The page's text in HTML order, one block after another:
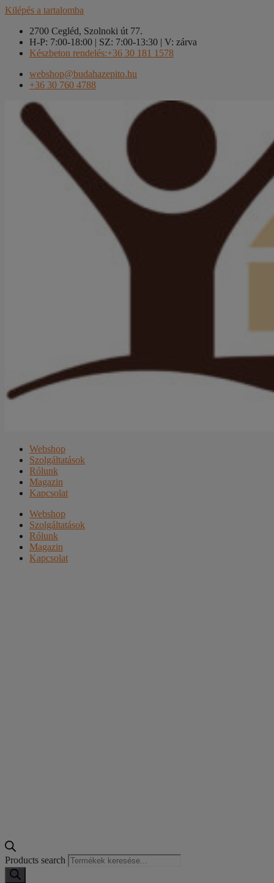
Kilépés a tartalomba
2700 Cegléd, Szolnoki út 77.
H-P: 7:00-18:00 | SZ: 7:00-13:30 | V: zárva
Készbeton rendelés:+36 30 181 1578
webshop@budahazepito.hu
+36 30 760 4788
Webshop
Szolgáltatások
Rólunk
Magazin
Kapcsolat
Webshop
Szolgáltatások
Rólunk
Magazin
Kapcsolat
Products search